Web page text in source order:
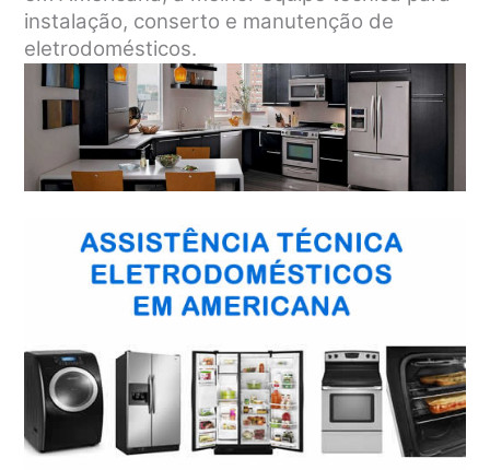
instalação, conserto e manutenção de
eletrodomésticos.